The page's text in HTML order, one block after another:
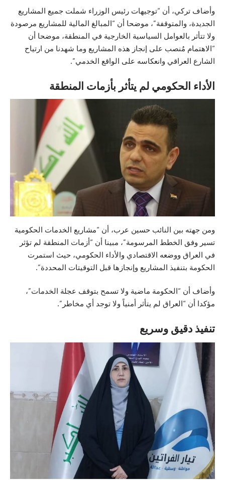
وأضاف تركي، أن “توجيهات رئيس الوزراء شملت جميع المشاريع
الجديدة، والمتوقفة”، موضحا أن “المبالغ المالية للمشاريع مرصودة
ولا تتأثر بالعوامل السياسية الخارجية في المنطقة، موضحا أن
“الاهتمام مُنصب على إنجاز هذه المشاريع وما شهدنا من ارتياح
الشارع العراقي وانعكاسه على الواقع الخدمي”.
الأداء الحكومي لم يتأثر بأزمات المنطقة
ومن جهته بين النائب حسين عرب، أن “مشاريع الخدمات الحكومية
تسير وفق الخطط المرسومة”، مبينا أن “أزمات المنطقة لم تؤثر
في العراق ووضعه الاقتصادي والأداء الحكومي، حيث استمرت
الحكومة بتنفيذ المشاريع وإنجازها قبل التوقيتات المحددة”.
وأضاف أن “الحكومة ماضية ولا تسمح بتوقف عجلة الخدمات”،
مؤكدا أن “العراق لم يتأثر أمنياً ولا توجد أي مخاطر”.
تنفيذ دقيق وسريع